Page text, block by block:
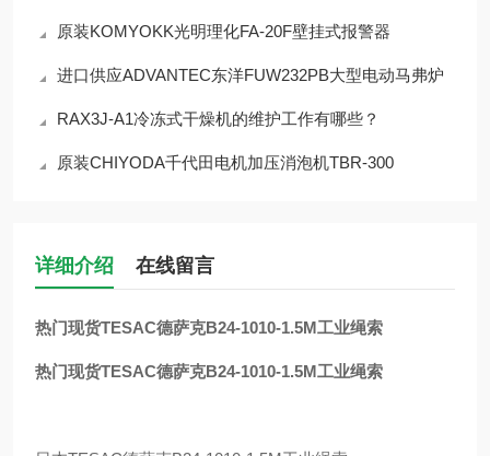
原装KOMYOKK光明理化FA-20F壁挂式报警器
进口供应ADVANTEC东洋FUW232PB大型电动马弗炉
RAX3J-A1冷冻式干燥机的维护工作有哪些？
原装CHIYODA千代田电机加压消泡机TBR-300
详细介绍 在线留言
热门现货TESAC德萨克B24-1010-1.5M工业绳索
热门现货TESAC德萨克B24-1010-1.5M工业绳索